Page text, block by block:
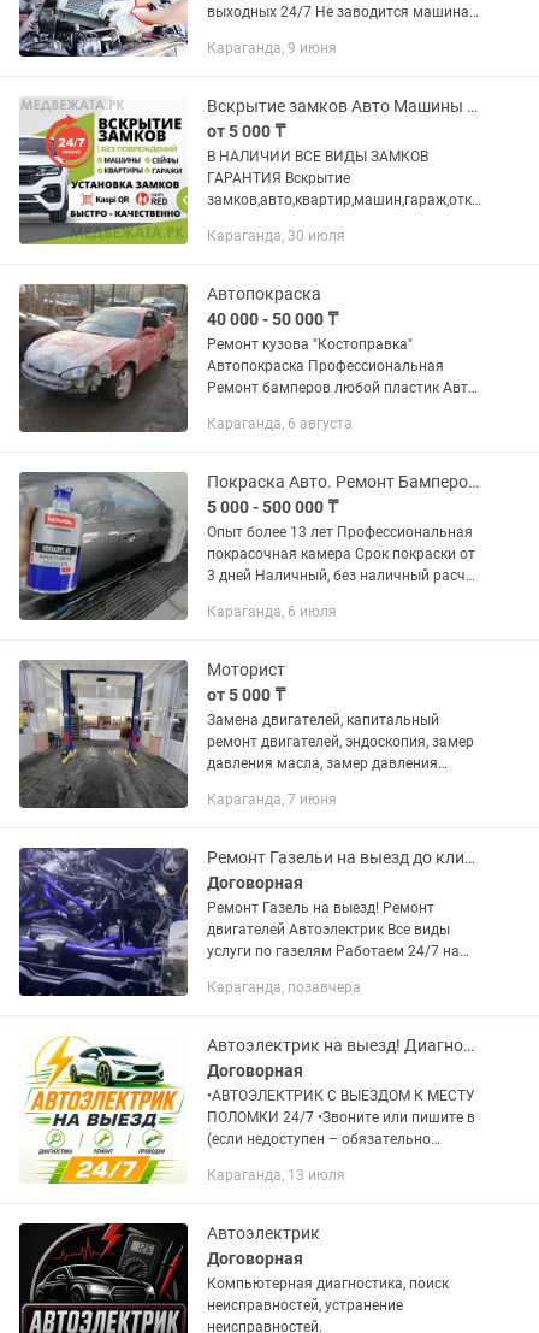
выходных 24/7 Не заводится машина ?
Районы ! Мы экономим ваше время и
Караганда, 9 июня
Вскрытие замков Авто Машины Квартиры Гаражи Сейфы Установка замков
от 5 000 ₸
В НАЛИЧИИ ВСЕ ВИДЫ ЗАМКОВ
ГАРАНТИЯ Вскрытие
замков,авто,квартир,машин,гараж,откр
Аварийное вскрытие замков,вскрытие
автомобилей,вскрытие дверей в...
Караганда, 30 июля
Автопокраска
40 000 - 50 000 ₸
Ремонт кузова "Костоправка"
Автопокраска Профессиональная
Ремонт бамперов любой пластик Авто
Караганда, 6 августа
Покраска Авто. Ремонт Бамперов. Костоправные Работы. Сварочные Работы
5 000 - 500 000 ₸
Опыт более 13 лет Профессиональная
покрасочная камера Срок покраски от
3 дней Наличный, без наличный расчет
Счет фактура, акт выполненных работ
Караганда, 6 июля
Моторист
от 5 000 ₸
Замена двигателей, капитальный
ремонт двигателей, эндоскопия, замер
давления масла, замер давления
диагностика, промывка форсунок,
Караганда, 7 июня
Ремонт Газельи на выезд до клиента
Договорная
Ремонт Газель на выезд! Ремонт
двигателей Автоэлектрик Все виды
услуги по газелям Работаем 24/7 на
Караганда, позавчера
Автоэлектрик на выезд! Диагностика авто
Договорная
•АВТОЭЛЕКТРИК С ВЫЕЗДОМ К МЕСТУ
ПОЛОМКИ 24/7 •Звоните или пишите в
(если недоступен – обязательно
-Оплата только за результат! ⸻ •
Караганда, 13 июля
Автоэлектрик
Договорная
Компьютерная диагностика, поиск
неисправностей, устранение
неисправностей.